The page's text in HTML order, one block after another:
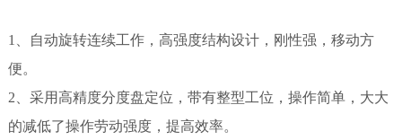
1、自动旋转连续工作，高强度结构设计，刚性强，移动方
便。
2、采用高精度分度盘定位，带有整型工位，操作简单，大大
的减低了操作劳动强度，提高效率。